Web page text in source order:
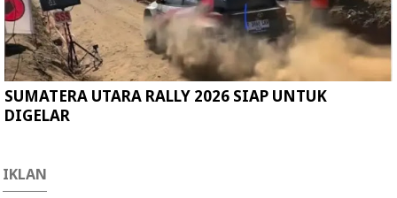
SUMATERA UTARA RALLY 2026 SIAP UNTUK
DIGELAR
IKLAN